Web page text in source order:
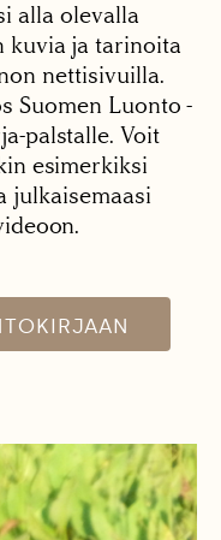
alla olevalla
kuvia ja tarinoita
nettisivuilla.
Suomen Luonto -
palstalle. Voit
esimerkiksi
julkaisemaasi